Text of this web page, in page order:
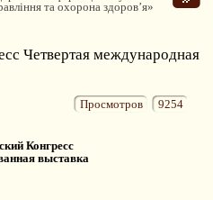
та охорона здоров’я»
Четвертая международная
Просмотров 9254
Конгресс
выставка